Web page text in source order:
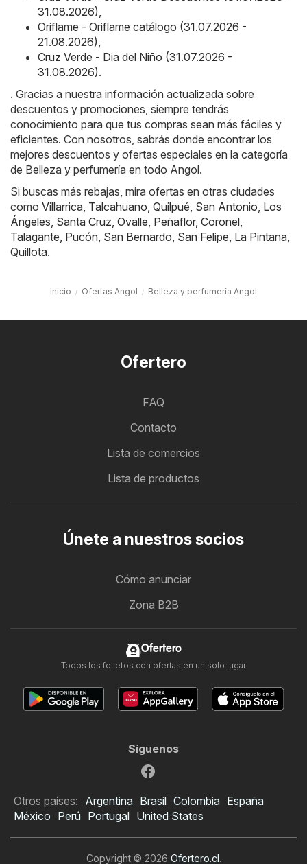
31.08.2026)
Oriflame - Oriflame catálogo (31.07.2026 -
21.08.2026)
Cruz Verde - Dia del Niño (31.07.2026 -
31.08.2026).
. Gracias a nuestra información actualizada sobre
descuentos y promociones, siempre tendrás
conocimiento para que tus compras sean más fáciles y
eficientes. Con nosotros, sabrás donde encontrar los
mejores descuentos y ofertas especiales en la categoría
de Belleza y perfumería en todo Angol.
Si buscas más rebajas, mira ofertas en otras ciudades
como Villarrica Talcahuano Quilpué San Antonio Los
Ángeles Santa Cruz Ovalle Peñaflor, Coronel
Talagante Pucón San Bernardo San Felipe La Pintana
Quillota.
Inicio Ofertas Angol Belleza y perfumería Angol
Ofertero
FAQ
Contacto
Lista de comercios
Lista de productos
Únete a nuestros socios
Cómo anunciar
Zona B2B
Ofertero
Todos los folletos con ofertas en un solo lugar
Síguenos
Otros países: Argentina Brasil Colombia España
México Perú Portugal United States
Copyright © 2026 Ofertero.cl.